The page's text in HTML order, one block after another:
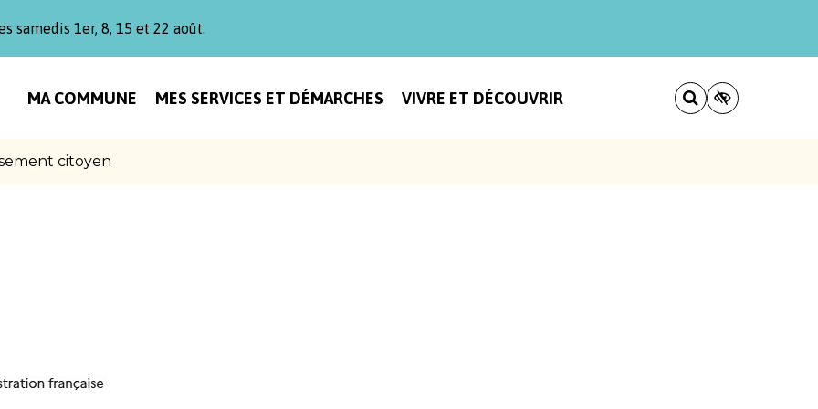
samedis 1er, 8, 15 et 22 août.
MA COMMUNE MES SERVICES ET DÉMARCHES VIVRE ET DÉCOUVRIR
citoyen